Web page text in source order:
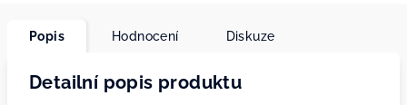
Popis Hodnocení Diskuze
Detailní popis produktu